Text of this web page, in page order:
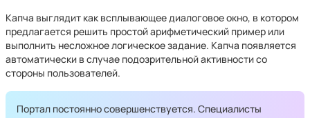
Капча выглядит как всплывающее диалоговое окно, в котором
предлагается решить простой арифметический пример или
выполнить несложное логическое задание. Капча появляется
автоматически в случае подозрительной активности со
стороны пользователей.
Портал постоянно совершенствуется. Специалисты